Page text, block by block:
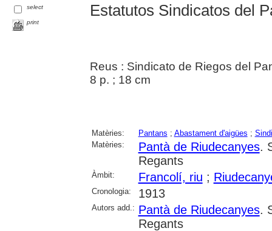
select
print
Estatutos Sindicatos del
Reus : Sindicato de Riegos del
8 p. ; 18 cm
Matèries: Pantans ; Abastament d'aigües ;
Matèries:
Pantà de Riudecanyes.
Regants
Àmbit: Francolí, riu ;
Cronologia: 1913
Autors add.: Pantà de Riudecanyes.
Regants